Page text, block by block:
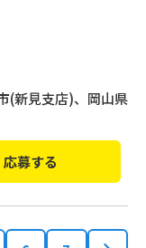
(新見支店)、岡山県
応募する